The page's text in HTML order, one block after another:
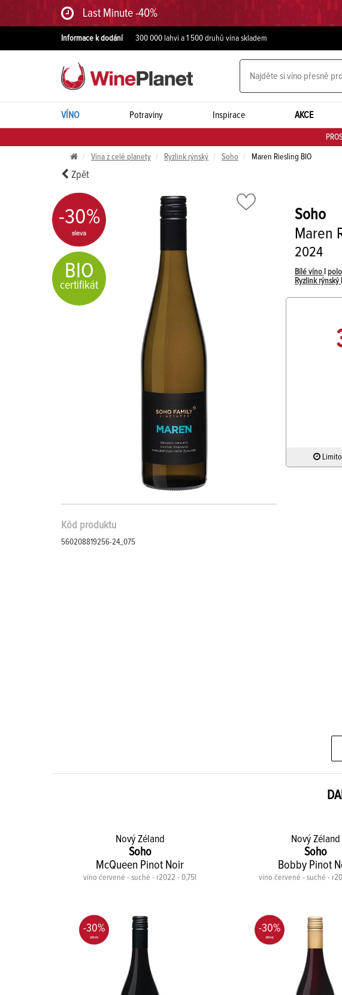
Last Minute -40%
Informace k dodání 300 000 lahví a 1 500 druhů vína skladem
VÍNO Potraviny Inspirace AKCE
Vína z celé planety Ryzlink rýnský Soho Maren Riesling BIO
Zpět
-30%
BIO
certifikát
Soho
Maren
2024
Bílé víno
Ryzlink rýnský
Kód produktu
560208819256-24_075
Nový Zéland
Soho
McQueen Pinot Noir
víno červené - suché - r2022 - 0,75l
-30%
Nový Zéland
Soho
Bobby Pinot
víno červené - suché -
-30%